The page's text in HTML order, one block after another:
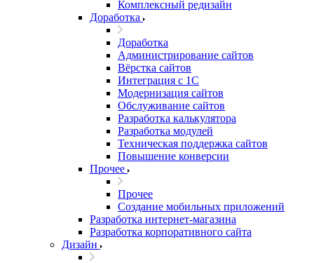
Комплексный редизайн
Доработка
Доработка
Администрирование сайтов
Вёрстка сайтов
Интеграция с 1С
Модернизация сайтов
Обслуживание сайтов
Разработка калькулятора
Разработка модулей
Техническая поддержка сайтов
Повышение конверсии
Прочее
Прочее
Создание мобильных приложений
Разработка интернет-магазина
Разработка корпоративного сайта
Дизайн